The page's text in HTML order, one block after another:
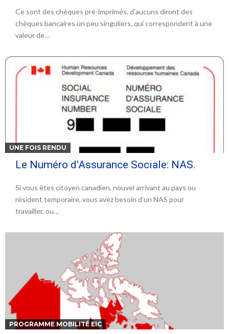
Ce sont des chèques pré-imprimés, d’aucuns diront des
chèques bancaires un peu singuliers, qui correspondent à une
valeur de…
UNE FOIS RENDU
Le Numéro d’Assurance Sociale: NAS.
Si vous êtes citoyen canadien, nouvel arrivant au pays ou
résident temporaire, vous avez besoin d’un NAS pour
travailler, ou…
PROGRAMME MOBILITÉ EIC